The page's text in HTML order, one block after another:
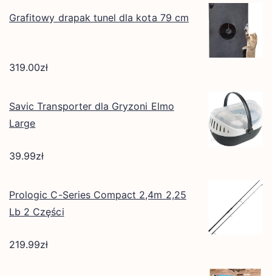
Grafitowy drapak tunel dla kota 79 cm
319.00zł
Savic Transporter dla Gryzoni Elmo
Large
39.99zł
Prologic C-Series Compact 2,4m 2,25
Lb 2 Części
219.99zł